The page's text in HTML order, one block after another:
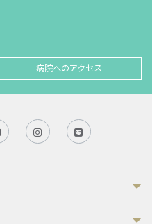
病院へのアクセス